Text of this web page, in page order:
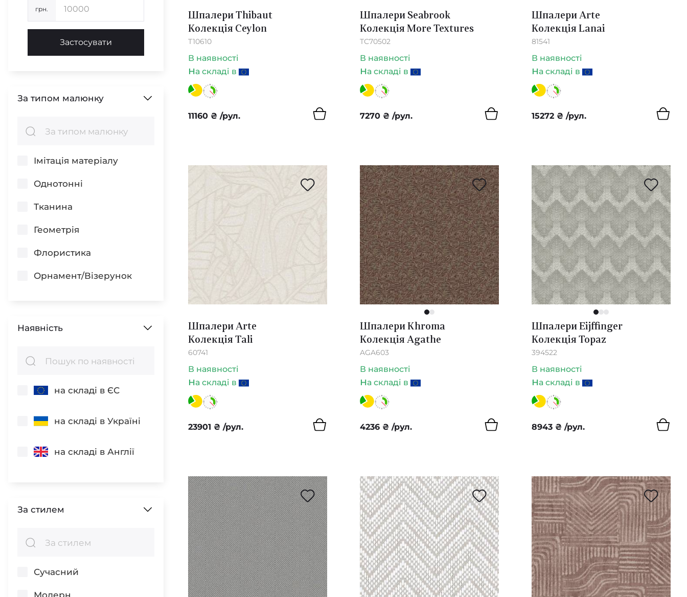
Сірий
Фіолетовий
Рожевий
Градієнт
Світло-
Світло-
синій
Темно-
Багатокольоровий
Темно-
Бордовий
грн.
Застосувати
За типом малюнку
Імітація матеріалу
Однотонні
Тканина
Геометрія
Флористика
Орнамент/Візерунок
Смуги
Акварель
Фігури
Листя
Гобелени
Фауна
Деревина
Наявність
на складі в ЄС
на складі в Україні
на складі в Англії
За стилем
Сучасний
Модерн
Шпалери Thibaut
Колекція Ceylon
T10610
В наявності
на складі в
11160 ₴ /рул.
Шпалери Seabrook
Колекція More Textures
TC70502
В наявності
на складі в
7270 ₴ /рул.
Шпалери Arte
Колекція Lanai
81541
В наявності
на складі в
15272 ₴ /рул.
Шпалери Arte
Колекція Tali
60741
В наявності
на складі в
23901 ₴ /рул.
12
Шпалери Khroma
Колекція Agathe
AGA603
В наявності
на складі в
4236 ₴ /рул.
123
Шпалери Eijffinger
Колекція Topaz
394522
В наявності
на складі в
8943 ₴ /рул.